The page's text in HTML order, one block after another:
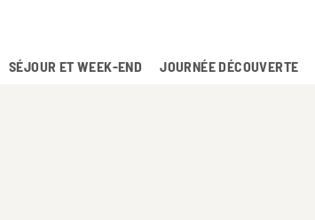
SÉJOUR ET WEEK-END JOURNÉE DÉCOUVERTE